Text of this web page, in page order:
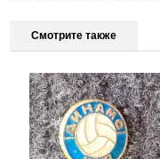
Смотрите также